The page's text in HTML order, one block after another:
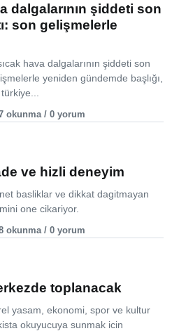
dalgalarının şiddeti son
son gelişmelerle
hava dalgalarının şiddeti son
yeniden gündemde başlığı,
okunma / 0 yorum
ve hizli deneyim
basliklar ve dikkat dagitmayan
one cikariyor.
okunma / 0 yorum
toplanacak
yasam, ekonomi, spor ve kultur
okuyucuya sunmak icin